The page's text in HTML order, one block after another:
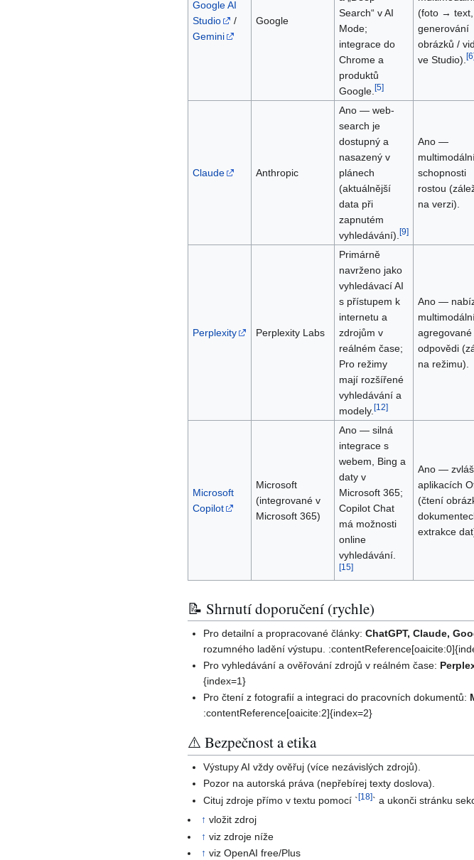
Google AI
Studio
/
Gemini
Google
Search“ v AI
Mode;
integrace do
Chrome a
produktů
Google.[5]
(foto → text,
generování
obrázků /
ve Studio).[6]
Claude Anthropic
Ano — web-
search je
dostupný a
nasazený v
plánech
(aktuálnější
data při
zapnutém
vyhledávání).[9]
Ano —
schopnosti
rostou
na verzi).
Perplexity Perplexity Labs
Primárně
navrženo jako
vyhledávací AI
s přístupem k
internetu a
zdrojům v
reálném čase;
Pro režimy
mají rozšířené
vyhledávání a
modely.[12]
Ano —
agregované
odpovědi
na režimu).
Microsoft
Copilot
Microsoft
(integrované v
Microsoft 365)
Ano — silná
integrace s
webem, Bing a
daty v
Microsoft 365;
Copilot Chat
má možnosti
online
vyhledávání.
[15]
Ano —
aplikacích
(čtení
extrakce
📝 Shrnutí doporučení (rychle)
Pro detailní a propracované články:ChatGPT, Claude,
rozumného ladění výstupu.
Pro vyhledávání a ověřování zdrojů v reálném čase:
{index=1}
Pro čtení z fotografií a integraci do pracovních dokumentů:
:contentReference[oaicite:2]{index=2}
⚠️ Bezpečnost a etika
Výstupy AI vždy ověřuj (více nezávislých zdrojů).
Pozor na autorská práva (nepřebírej texty doslova).
Cituj zdroje přímo v textu pomocí `[18]` a ukonči stránku
↑ vložit zdroj
↑ viz zdroje níže
↑ viz OpenAI free/Plus